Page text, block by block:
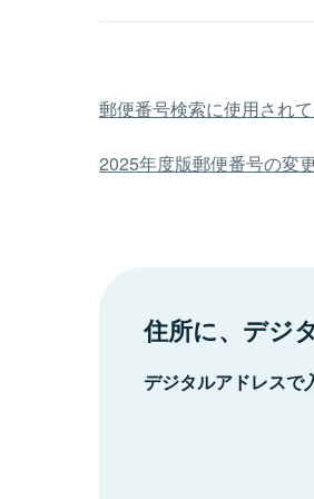
郵便番号検索に使用され
2025年度版郵便番号の変
住所に、デジ
デジタルアドレスで